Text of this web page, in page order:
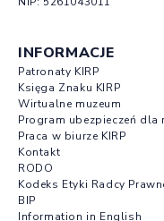
INFORMACJE
Patronaty KIRP
Księga Znaku KIRP
Wirtualne muzeum
Program ubezpieczeń dla
Praca w biurze KIRP
Kontakt
RODO
Kodeks Etyki Radcy
BIP
Information in English